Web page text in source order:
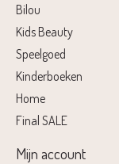
Bilou
Kids Beauty
Speelgoed
Kinderboeken
Home
Final SALE
Mijn account